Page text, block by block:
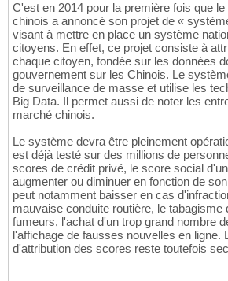
C'est en 2014 pour la première fois que
chinois a annoncé son projet de «
visant à mettre en place un système
citoyens. En effet, ce projet consiste à
chaque citoyen, fondée sur les données
gouvernement sur les Chinois. Le
de surveillance de masse et utilise les
Big Data. Il permet aussi de noter les
marché chinois.
Le système devra être pleinement
est déjà testé sur des millions de
scores de crédit privé, le score social
augmenter ou diminuer en fonction de
peut notamment baisser en cas
mauvaise conduite routière, le tabagisme
fumeurs, l'achat d'un trop grand nombre
l'affichage de fausses nouvelles en ligne.
d'attribution des scores reste toutefois